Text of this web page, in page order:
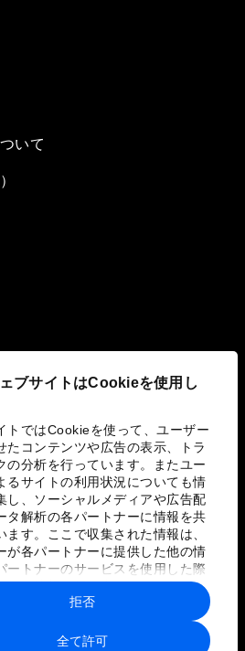
ブサイトはCookieを使用し
トではCookieを使って、ユーザー
たコンテンツや広告の表示、トラ
の分析を行っています。またユー
るサイトの利用状況についても情
し、ソーシャルメディアや広告配
タ解析の各パートナーに情報を共
ます。ここで収集された情報は、
が各パートナーに提供した他の情
ートナーのサービスを使用した際
れた情報と組み合わされ、各パー
よって使用されることがありま
全て許可
拒否
いて
り組み
ーポリシーと利用規約